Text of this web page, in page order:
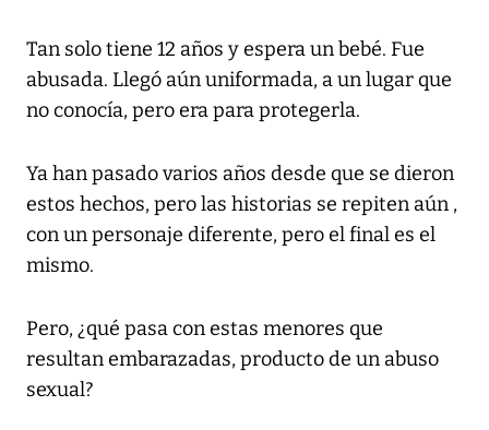
Tan solo tiene 12 años y espera un bebé. Fue
abusada. Llegó aún uniformada, a un lugar que
no conocía, pero era para protegerla.
Ya han pasado varios años desde que se dieron
estos hechos, pero las historias se repiten aún ,
con un personaje diferente, pero el final es el
mismo.
Pero, ¿qué pasa con estas menores que
resultan embarazadas, producto de un abuso
sexual?